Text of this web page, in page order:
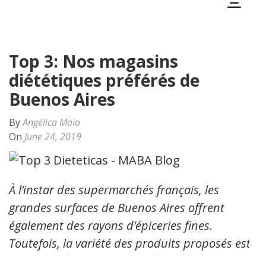
Top 3: Nos magasins
diététiques préférés de
Buenos Aires
ByAngélica Maio
On June 24, 2019
À l’instar des supermarchés français, les
grandes surfaces de Buenos Aires offrent
également des rayons d’épiceries fines.
Toutefois, la variété des produits proposés est